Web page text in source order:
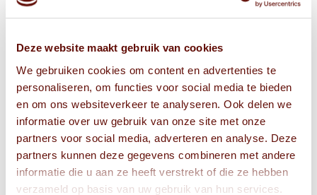
Deze website maakt gebruik van cookies
We gebruiken cookies om content en advertenties te
personaliseren, om functies voor social media te bieden
en om ons websiteverkeer te analyseren. Ook delen we
informatie over uw gebruik van onze site met onze
partners voor social media, adverteren en analyse. Deze
partners kunnen deze gegevens combineren met andere
informatie die u aan ze heeft verstrekt of die ze hebben
verzameld op basis van uw gebruik van hun services.
langer dan strikt nodig is om de doelen te realiseren
hanteren de volgende bewaartermijnen voor de
volgende (categorieën) van persoonsgegevens:
Soort gegevens – bewaartermijn – reden
Bemiddelingsgegevens – Zolang relevant –
Klantrelatiebeheer
Contactgegevens – Zolang relevant –
Klantrelatiebeheer